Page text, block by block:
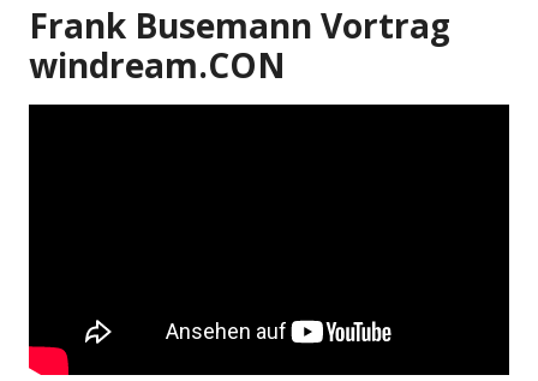
Frank Busemann Vortrag
windream.CON